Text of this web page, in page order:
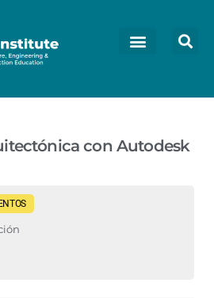
con Autodesk